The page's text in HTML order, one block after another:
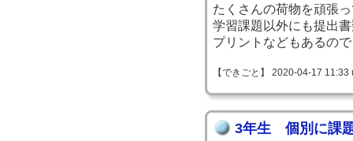
たくさんの荷物を頑張
学習課題以外にも提出
プリントなどもあるの
【できごと】 2020-04-17 11:33
3年生 個別に課